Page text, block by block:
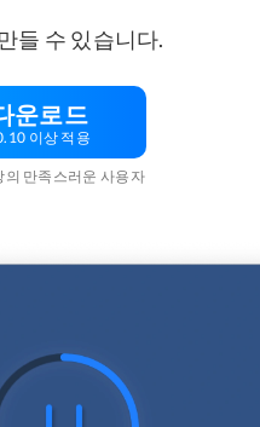
들 수 있습니다.
운로드
이상 적용
만족스러운 사용자